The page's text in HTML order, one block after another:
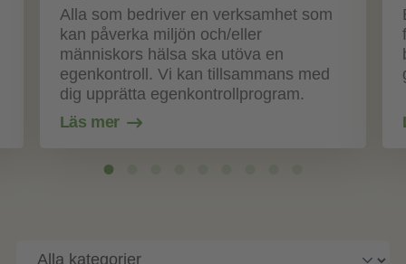
Alla som bedriver en verksamhet som
kan påverka miljön och/eller
människors hälsa ska utöva en
egenkontroll. Vi kan tillsammans med
dig upprätta egenkontrollprogram.
Läs mer